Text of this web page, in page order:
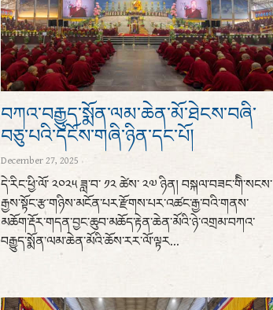
བཀའ་བརྒྱུད་སྨོན་ལམ་ཆེན་མོ་ཐེངས་བཞི་
བཅུ་པའི་དངོས་གཞི་ཉིན་དང་པོ།
December 27, 2025
དེ་རིང་ཕྱི་ལོ་ ༢༠༢༥ ཟླ་བ་ ༡༢ ཚེས་ ༢༧ ཉིན། བསྐལ་བཟང་གིི་སངས་
རྒྱས་སྟོང་རྩ་གཉིས་མངོན་པར་རྫོགས་པར་འཚང་རྒྱ་བའི་གནས་
མཆོག་རྡོར་གདན་བྱང་ཆུབ་མཆོད་རྟེན་ཆེན་མོའི་ཉེ་འགྲམ་བཀའ་
བརྒྱུད་སྨོན་ལམ་ཆེན་མོའི་ཆོས་རར་ལོ་ལྟར...